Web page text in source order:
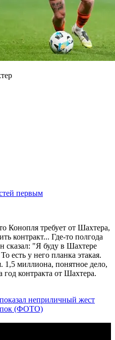
первым
Конопля требует от Шахтера,
контракт... Где-то полгода
сказал: "Я буду в Шахтере
есть у него планка этакая.
1,5 миллиона, понятное дело,
год контракта от Шахтера.
неприличный жест
(ФОТО)